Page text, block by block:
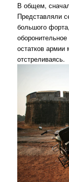
В общем,
Представляли
большого
остатков
отстреливаясь.